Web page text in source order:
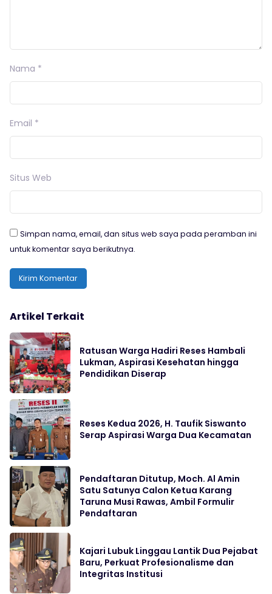
Nama *
Email *
Situs Web
Simpan nama, email, dan situs web saya pada peramban ini
untuk komentar saya berikutnya.
Artikel Terkait
Ratusan Warga Hadiri Reses Hambali
Lukman, Aspirasi Kesehatan hingga
Pendidikan Diserap
Reses Kedua 2026, H. Taufik Siswanto
Serap Aspirasi Warga Dua Kecamatan
Pendaftaran Ditutup, Moch. Al Amin
Satu Satunya Calon Ketua Karang
Taruna Musi Rawas, Ambil Formulir
Pendaftaran
Kajari Lubuk Linggau Lantik Dua Pejabat
Baru, Perkuat Profesionalisme dan
Integritas Institusi